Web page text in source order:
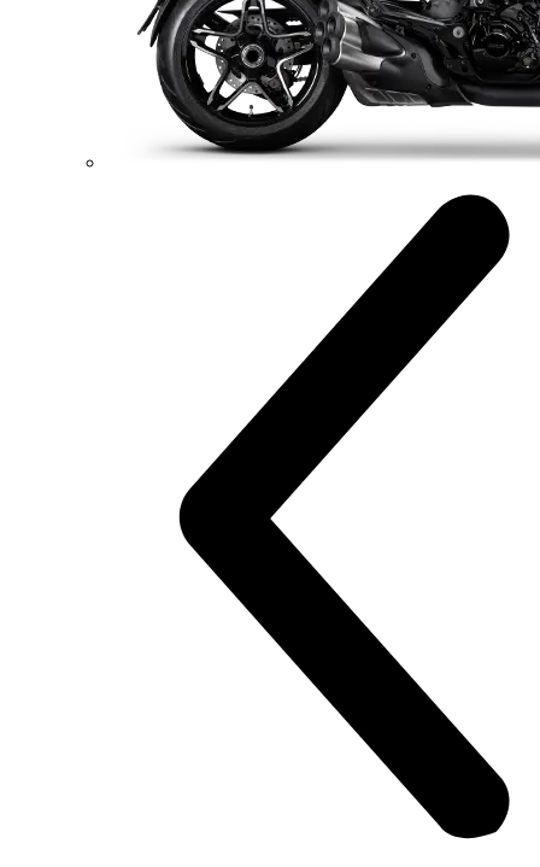
223 kg Váha bez benzínu
Konfigurátor Objavte viac
new V4 RS
Diavel V4 RS
182 hp Výkon
120 Nm
Krútiaci moment
220 kg Váha bez benzínu